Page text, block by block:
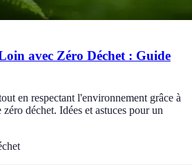
avec Zéro Déchet : Guide
en respectant l'environnement grâce à
déchet. Idées et astuces pour un